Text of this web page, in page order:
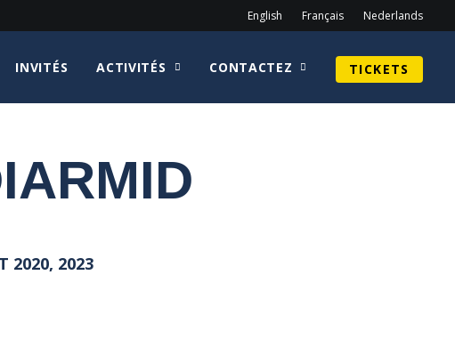
English Français Nederlands
INVITÉS ACTIVITÉS CONTACTEZ TICKETS
2020, 2023